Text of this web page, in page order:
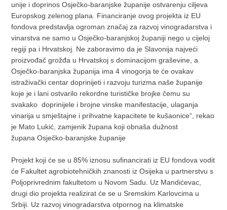
unije i doprinos Osječko-baranjske županije ostvarenju ciljeva
Europskog zelenog plana. Financiranje ovog projekta iz EU
fondova predstavlja ogroman značaj za razvoj vinogradarstva i
vinarstva ne samo u Osječko-baranjskoj županiji nego u cijeloj
regiji pa i Hrvatskoj. Ne zaboravimo da je Slavonija najveći
proizvođač grožđa u Hrvatskoj s dominacijom graševine, a
Osječko-baranjska županija ima 4 vinogorja te će ovakav
istraživački centar doprinijeti i razvoju turizma naše županije
koje je i lani ostvarilo rekordne turističke brojke čemu su
svakako doprinijele i brojne vinske manifestacije, ulaganja
vinarija u smještajne i prihvatne kapacitete te kušaonice“, rekao
je Mato Lukić, zamjenik župana koji obnaša dužnost
župana Osječko-baranjske županije
Projekt koji će se u 85% iznosu sufinancirati iz EU fondova vodit
će Fakultet agrobiotehničkih znanosti iz Osijeka u partnerstvu s
Poljoprivrednim fakultetom u Novom Sadu. Uz Mandićevac,
drugi dio projekta realizirat će se u Sremskim Karlovcima u
Srbiji. Uz razvoj vinogradarstva otpornog na klimatske